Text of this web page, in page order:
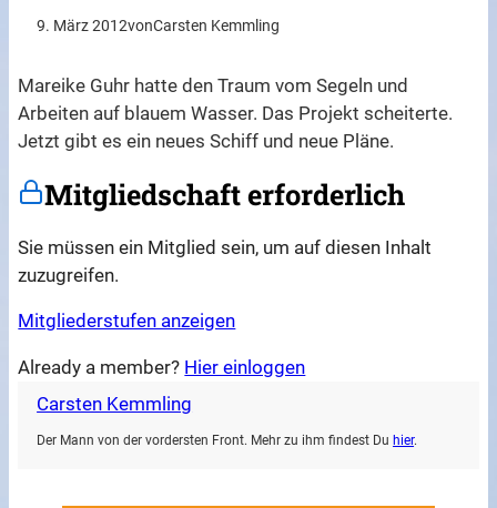
9. März 2012vonCarsten Kemmling
Mareike Guhr hatte den Traum vom Segeln und
Arbeiten auf blauem Wasser. Das Projekt scheiterte.
Jetzt gibt es ein neues Schiff und neue Pläne.
Mitgliedschaft erforderlich
Sie müssen ein Mitglied sein, um auf diesen Inhalt
zuzugreifen.
Mitgliederstufen anzeigen
Already a member? Hier einloggen
Carsten Kemmling
Der Mann von der vordersten Front. Mehr zu ihm findest Du hier.